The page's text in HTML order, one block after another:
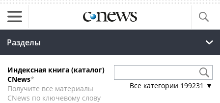
Разделы
Индексная книга (каталог)
CNews*
Получите все материалы
CNews по ключевому слову
Все категории 199231 ▼